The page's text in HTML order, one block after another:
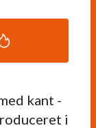
kant -
i